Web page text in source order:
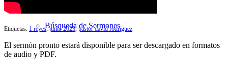
Búsqueda de Sermones
Etiquetas: 1 reyes,junio 2023,pastor david rodriguez
El sermón pronto estará disponible para ser descargado en formatos
de audio y PDF.